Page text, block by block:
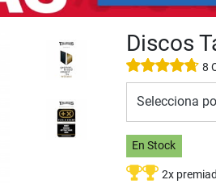
Discos
8
Selecciona
En Stock
2x